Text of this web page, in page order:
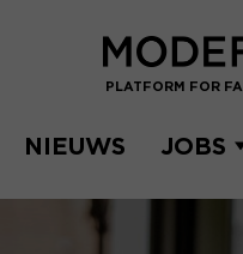
PLATFORM FOR
NIEUWS JOBS